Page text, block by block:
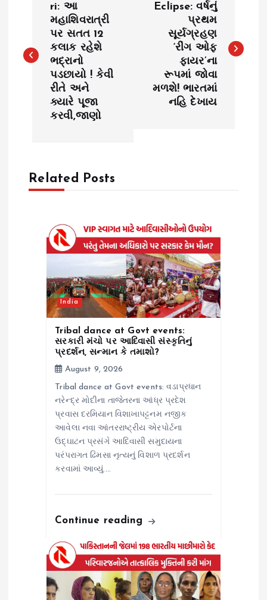
s
t
ri: આ
મહાશિવરાત્રી
પર સતત 12
કલાક રહેશે
ભદ્રાનો
પડછાયો ! કેવી
રીતે અને
ક્યારે પૂજા
કરવી,જાણો
Eclipse: વર્ષનું
પ્રથમ
સૂર્યગ્રહણ
‘રીંગ ઓફ
ફાયર’ના
રૂપમાં જોવા
મળશે! ભારતમાં
નહિ દેખાય
Related Posts
India
Tribal dance at Govt events:
સરકારી મંચો પર આદિવાસી સંસ્કૃતિનું
પ્રદર્શન, સન્માન કે તમાશો?
August 9, 2026
Tribal dance at Govt events: વડાપ્રધાન
નરેન્દ્ર મોદીના તાજેતરના આંધ્ર પ્રદેશ
પ્રવાસ દરમિયાન વિશાખાપટ્ટનમ નજીક
આવેલા નવા આંતરરાષ્ટ્રીય એરપોર્ટના
ઉદ્ઘાટન પ્રસંગે આદિવાસી સમુદાયના
પરંપરાગત ઢિમસા નૃત્યનું વિશાળ પ્રદર્શન
કરવામાં આવ્યું.…
Continue reading